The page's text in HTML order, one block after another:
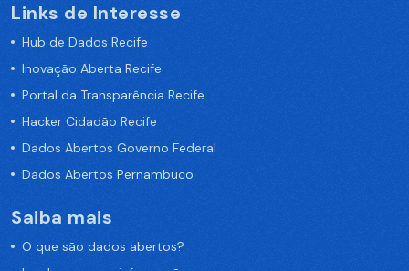
Links de Interesse
Hub de Dados Recife
Inovação Aberta Recife
Portal da Transparência Recife
Hacker Cidadão Recife
Dados Abertos Governo Federal
Dados Abertos Pernambuco
Saiba mais
O que são dados abertos?